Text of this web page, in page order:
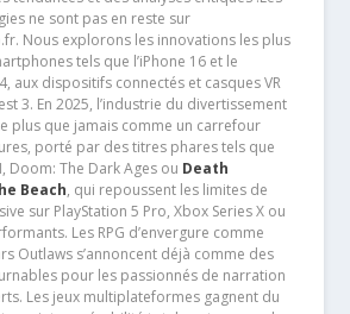
ne sont pas en reste sur
Nous explorons les innovations les plus
tels que l’iPhone 16 et le
aux dispositifs connectés et casques VR
3. En 2025, l’industrie du divertissement
plus que jamais comme un carrefour
porté par des titres phares tels que
Doom: The Dark Ages ou Death
Beach, qui repoussent les limites de
sur PlayStation 5 Pro, Xbox Series X ou
Les RPG d’envergure comme
Outlaws s’annoncent déjà comme des
pour les passionnés de narration
Les jeux multiplateformes gagnent du